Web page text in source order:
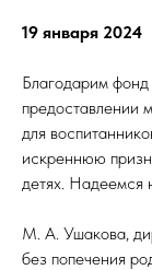
19 января 2024
Благодарим
предоставлении
для
искреннюю
детях. Надеемся
М. А. Ушакова,
без попечения